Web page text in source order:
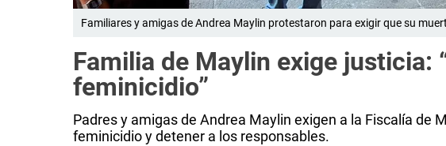
Familiares y amigas de Andrea Maylin protestaron para exigir que su
Familia de Maylin exige justicia:
feminicidio”
Padres y amigas de Andrea Maylin exigen a la Fiscalía de
feminicidio y detener a los responsables.